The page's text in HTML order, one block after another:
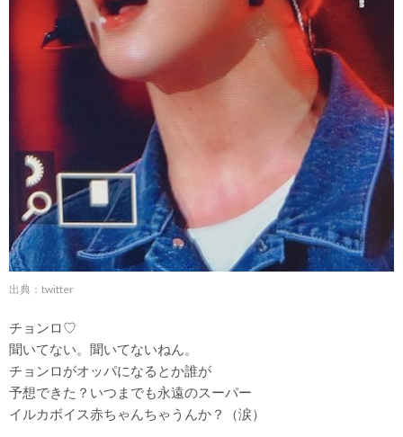
出典：twitter
チョンロ♡
聞いてない。聞いてないねん。
チョンロがオッパになるとか誰が
予想できた？いつまでも永遠のスーパー
イルカボイス赤ちゃんちゃうんか？（涙）